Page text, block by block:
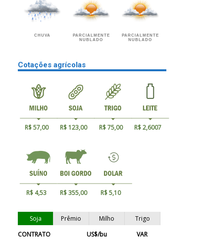
CHUVA
PARCIALMENTE
NUBLADO
PARCIALMENTE
NUBLADO
Cotações agrícolas
R$ 57,00 R$ 123,00 R$ 75,00 R$ 2,6007
R$ 4,53 R$ 355,00 R$ 5,10
Soja Prêmio Milho
Trigo
CONTRATO
US$/bu
VAR